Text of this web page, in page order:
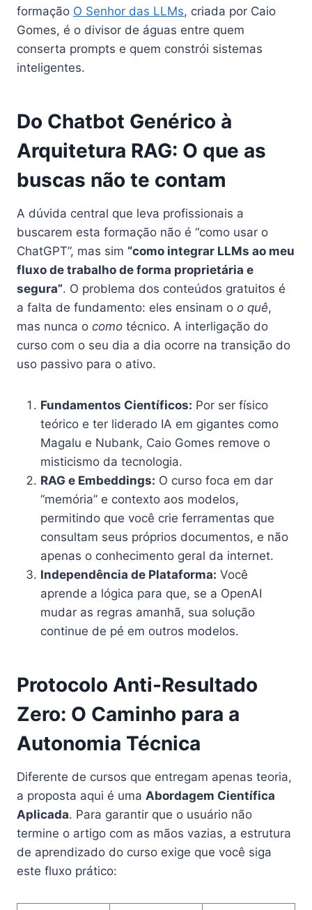
formação O Senhor das LLMs, criada por Caio
Gomes, é o divisor de águas entre quem
conserta prompts e quem constrói sistemas
inteligentes.
Do Chatbot Genérico à
Arquitetura RAG: O que as
buscas não te contam
A dúvida central que leva profissionais a
buscarem esta formação não é “como usar o
ChatGPT”, mas sim “como integrar LLMs ao meu
fluxo de trabalho de forma proprietária e
segura”. O problema dos conteúdos gratuitos é
a falta de fundamento: eles ensinam o o quê,
mas nunca o como técnico. A interligação do
curso com o seu dia a dia ocorre na transição do
uso passivo para o ativo.
Fundamentos Científicos: Por ser físico
teórico e ter liderado IA em gigantes como
Magalu e Nubank, Caio Gomes remove o
misticismo da tecnologia.
RAG e Embeddings: O curso foca em dar
“memória” e contexto aos modelos,
permitindo que você crie ferramentas que
consultam seus próprios documentos, e não
apenas o conhecimento geral da internet.
Independência de Plataforma: Você
aprende a lógica para que, se a OpenAI
mudar as regras amanhã, sua solução
continue de pé em outros modelos.
Protocolo Anti-Resultado
Zero: O Caminho para a
Autonomia Técnica
Diferente de cursos que entregam apenas teoria,
a proposta aqui é uma Abordagem Científica
Aplicada. Para garantir que o usuário não
termine o artigo com as mãos vazias, a estrutura
de aprendizado do curso exige que você siga
este fluxo prático: